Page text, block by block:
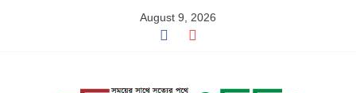
August 9, 2026